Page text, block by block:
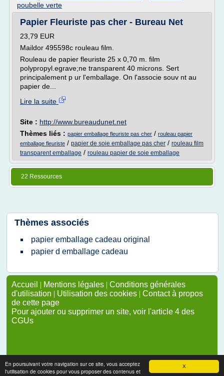
X
En poursuivant votre navigation sur ce site, vous acceptez
l'utilisation de cookies pour vous proposer des contenus et
poubelle verte
Papier Fleuriste pas cher - Bureau Net
23,79 EUR
Maildor 495598c rouleau film.
Rouleau de papier fleuriste 25 x 0,70 m. film
polypropyl.egrave;ne transparent 40 microns. Sert
principalement p ur l'emballage. On l'associe souv nt au
papier de...
Lire la suite
Site : http://www.bureaudunet.net
Thèmes liés : papier emballage fleuriste pas cher / rouleau papier
emballage fleuriste / papier de soie emballage pas cher / rouleau film
transparent emballage / rouleau papier de soie emballage
22 Ressources
Thèmes associés
papier emballage cadeau original
papier d emballage cadeau
Accueil | Mentions légales | Conditions générales
d'utilisation | Utilisation des cookies | Contact à propos
de cette page
Pour ajouter ou supprimer un site, voir l'article 4 des
CGUs